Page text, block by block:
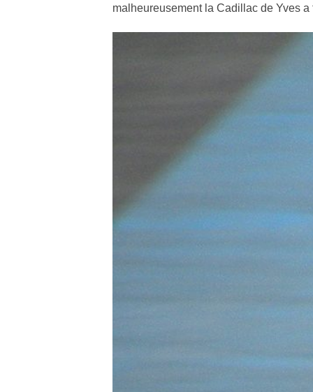
malheureusement la Cadillac de Yves